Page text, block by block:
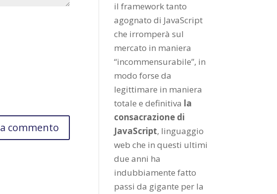
il framework tanto
agognato di JavaScript
che irromperà sul
mercato in maniera
“incommensurabile”, in
modo forse da
legittimare in maniera
totale e definitiva la
consacrazione di
JavaScript, linguaggio
web che in questi ultimi
due anni ha
indubbiamente fatto
passi da gigante per la